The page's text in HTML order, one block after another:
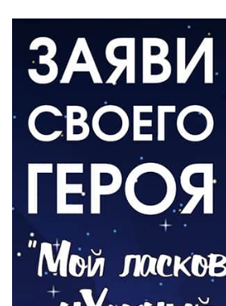
ВЛАСТЬ
День памяти и «Симфония
06.08.2026
Новый настил на экотропе
05.08.2026